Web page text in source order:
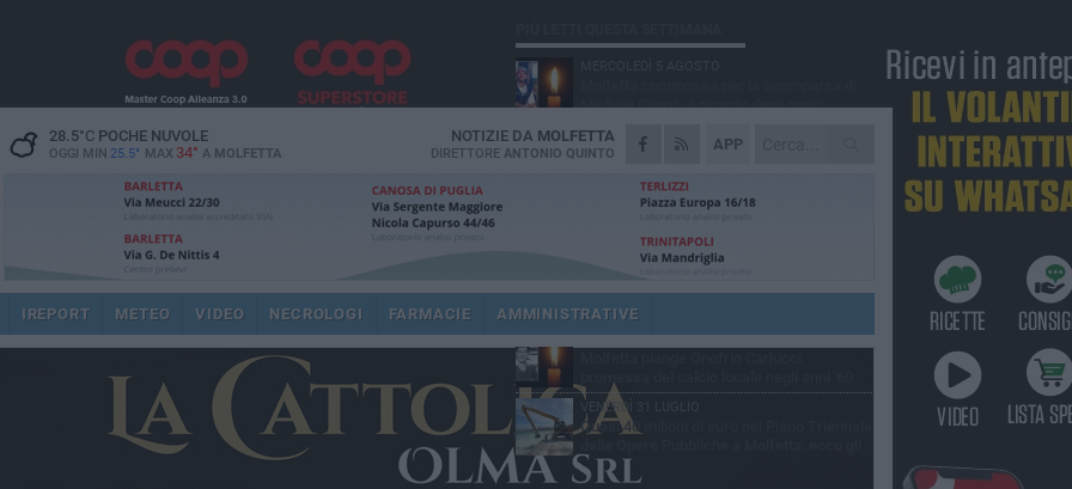
28.5°CPOCHE NUVOLE
OGGI MIN 25.5° MAX 34° A MOLFETTA
APP
NOTIZIE DA MOLFETTA
DIRETTORE ANTONIO QUINTO
IREPORT METEO VIDEO NECROLOGI FARMACIE AMMINISTRATIVE
Michele Cilardi: il ricordo degli amici
VENERDÌ 31 LUGLIO
TARI 2026, il Sindaco anticipa gli aumenti:
SABATO 1 AGOSTO
accompagnatori per gli scuolabus:
pubblicato il bando
Consiglio comunale, Siragusa replica ad
Amato: «Mai limitato il diritto di parola, ho
VENERDÌ 31 LUGLIO
VENERDÌ 31 LUGLIO
Quasi 40 milioni di euro nel Piano Triennale
interventi previsti fino al 2028